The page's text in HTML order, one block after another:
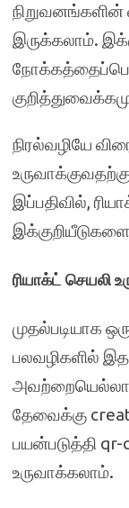
இருக்கலாம்.
நிரல்வழியே
இப்பதிவில்,
ரியாக்ட் செயலி
முதல்படியாக
பலவழிகளில்
தேவைக்கு
பயன்படுத்தி
உருவாக்கலாம்.